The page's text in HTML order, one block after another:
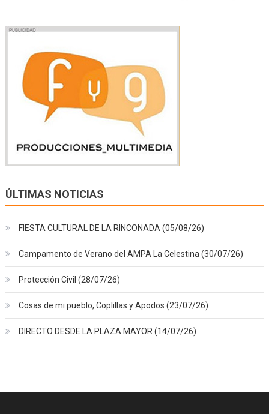
ÚLTIMAS NOTICIAS
FIESTA CULTURAL DE LA RINCONADA (05/08/26)
Campamento de Verano del AMPA La Celestina (30/07/26)
Protección Civil (28/07/26)
Cosas de mi pueblo, Coplillas y Apodos (23/07/26)
DIRECTO DESDE LA PLAZA MAYOR (14/07/26)